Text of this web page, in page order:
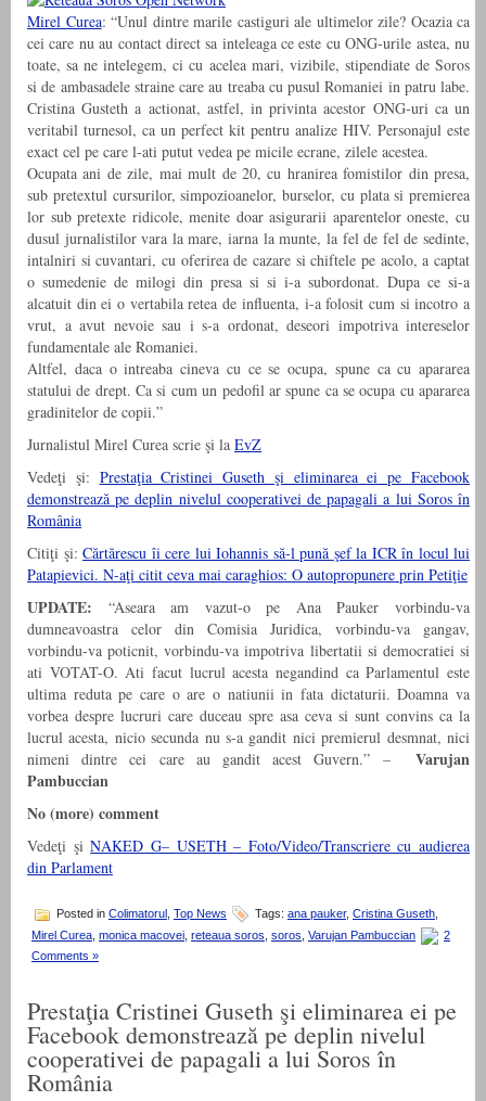
Mirel Curea: “Unul dintre marile castiguri ale ultimelor zile? Ocazia ca
cei care nu au contact direct sa inteleaga ce este cu ONG-urile astea, nu
toate, sa ne intelegem, ci cu acelea mari, vizibile, stipendiate de Soros
si de ambasadele straine care au treaba cu pusul Romaniei in patru labe.
Cristina Gusteth a actionat, astfel, in privinta acestor ONG-uri ca un
veritabil turnesol, ca un perfect kit pentru analize HIV. Personajul este
exact cel pe care l-ati putut vedea pe micile ecrane, zilele acestea.
Ocupata ani de zile, mai mult de 20, cu hranirea fomistilor din presa,
sub pretextul cursurilor, simpozioanelor, burselor, cu plata si premierea
lor sub pretexte ridicole, menite doar asigurarii aparentelor oneste, cu
dusul jurnalistilor vara la mare, iarna la munte, la fel de fel de sedinte,
intalniri si cuvantari, cu oferirea de cazare si chiftele pe acolo, a captat
o sumedenie de milogi din presa si si i-a subordonat. Dupa ce si-a
alcatuit din ei o vertabila retea de influenta, i-a folosit cum si incotro a
vrut, a avut nevoie sau i s-a ordonat, deseori impotriva intereselor
fundamentale ale Romaniei.
Altfel, daca o intreaba cineva cu ce se ocupa, spune ca cu apararea
statului de drept. Ca si cum un pedofil ar spune ca se ocupa cu apararea
gradinitelor de copii.”
Jurnalistul Mirel Curea scrie şi la EvZ
Vedeţi şi: Prestaţia Cristinei Guseth şi eliminarea ei pe Facebook
demonstrează pe deplin nivelul cooperativei de papagali a lui Soros în
România
Citiţi şi: Cărtărescu îi cere lui Iohannis să-l pună şef la ICR în locul lui
Patapievici. N-aţi citit ceva mai caraghios: O autopropunere prin Petiţie
UPDATE: “Aseara am vazut-o pe Ana Pauker vorbindu-va
dumneavoastra celor din Comisia Juridica, vorbindu-va gangav,
vorbindu-va poticnit, vorbindu-va impotriva libertatii si democratiei si
ati VOTAT-O. Ati facut lucrul acesta negandind ca Parlamentul este
ultima reduta pe care o are o natiunii in fata dictaturii. Doamna va
vorbea despre lucruri care duceau spre asa ceva si sunt convins ca la
lucrul acesta, nicio secunda nu s-a gandit nici premierul desmnat, nici
nimeni dintre cei care au gandit acest Guvern.” –
Varujan
Pambuccian
No (more) comment
Vedeţi şiNAKED G– USETH – Foto/Video/Transcriere cu audierea
din Parlament
Posted in Colimatorul Top News Tags: ana pauker, Cristina Guseth
Mirel Curea monica macovei reteaua soros soros Varujan Pambuccian
2
Comments »
Prestaţia Cristinei Guseth şi eliminarea ei pe
Facebook demonstrează pe deplin nivelul
cooperativei de papagali a lui Soros în
România